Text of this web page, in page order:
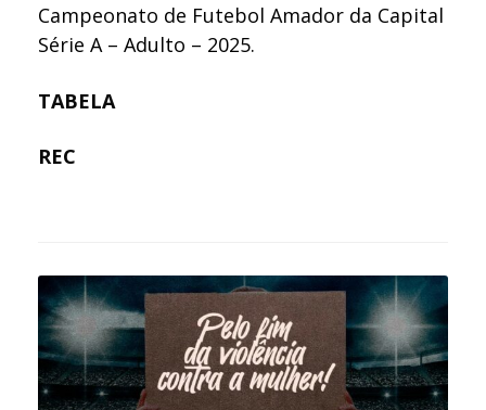
Campeonato de Futebol Amador da Capital
Série A – Adulto – 2025.
TABELA
REC